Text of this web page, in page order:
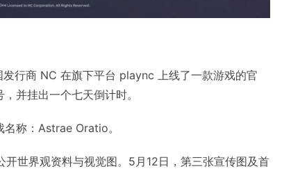
行商 NC 在旗下平台 plaync 上线了一款游戏的官
并挂出一个七天倒计时。
称：Astrae Oratio。
世界观资料与视觉图。5月12日，第三张宣传图及首